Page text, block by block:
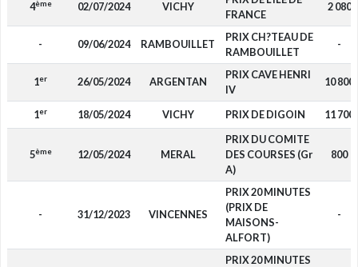
4ème 02/07/2024 VICHY
FRANCE
2 080
- 09/06/2024 RAMBOUILLET
PRIX CH?TEAU DE
RAMBOUILLET
-
1er 26/05/2024 ARGENTAN
PRIX CAVE HENRI
IV
10 800
1er 18/05/2024 VICHY PRIX DE DIGOIN 11 700
5ème 12/05/2024 MERAL
PRIX DU COMITE
DES COURSES (Gr
A)
800
- 31/12/2023 VINCENNES
PRIX 20 MINUTES
(PRIX DE
MAISONS-
ALFORT)
-
PRIX 20 MINUTES